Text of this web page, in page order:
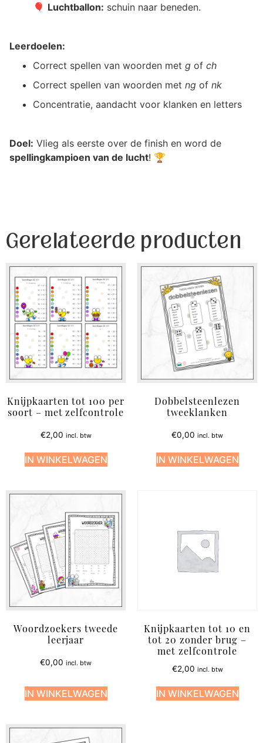
🎈 Luchtballon: schuin naar beneden.
Leerdoelen:
Correct spellen van woorden met g of ch
Correct spellen van woorden met ng of nk
Concentratie, aandacht voor klanken en letters
Doel: Vlieg als eerste over de finish en word de
spellingkampioen van de lucht! 🏆
Gerelateerde producten
Knijpkaarten tot 100 per
soort – met zelfcontrole
€2,00 incl. btw
IN WINKELWAGEN
Dobbelsteenlezen
tweeklanken
€0,00 incl. btw
IN WINKELWAGEN
Woordzoekers tweede
leerjaar
€0,00 incl. btw
IN WINKELWAGEN
Knijpkaarten tot 10 en
tot 20 zonder brug –
met zelfcontrole
€2,00 incl. btw
IN WINKELWAGEN